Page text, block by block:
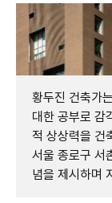
황두진 건축가
대한 공부로 감
적 상상력을 건
서울 종로구 서
념을 제시하며